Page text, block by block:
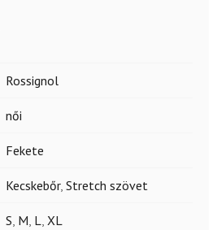
Rossignol
női
Fekete
Kecskebőr, Stretch szövet
S, M, L, XL